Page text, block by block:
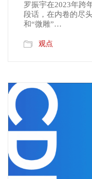
罗振宇在2023年跨
段话，在内卷的尽
和“微雕”…
观点